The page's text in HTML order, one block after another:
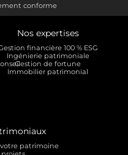
conforme
Nos expertises
financière 100 % ESG
Ingénierie patrimoniale
Gestion de fortune
Immobilier patrimonial
patrimoine